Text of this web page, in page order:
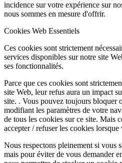
incidence sur votre expérience sur
nous sommes en mesure d'offrir.
Cookies Web Essentiels
Ces cookies sont strictement
services disponibles sur notre site
ses fonctionnalités.
Parce que ces cookies sont
site Web, leur refus aura un impact
site. . Vous pouvez toujours bloquer
modifiant les paramètres de votre
de tous les cookies sur ce site. Mais
accepter / refuser les cookies
Nous respectons pleinement si vous
mais pour éviter de vous demander